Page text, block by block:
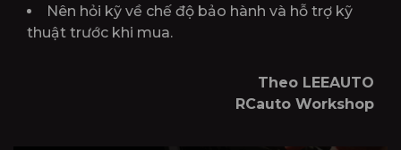
Nên hỏi kỹ về chế độ bảo hành và hỗ trợ kỹ
thuật trước khi mua.
Theo LEEAUTO
RCauto Workshop